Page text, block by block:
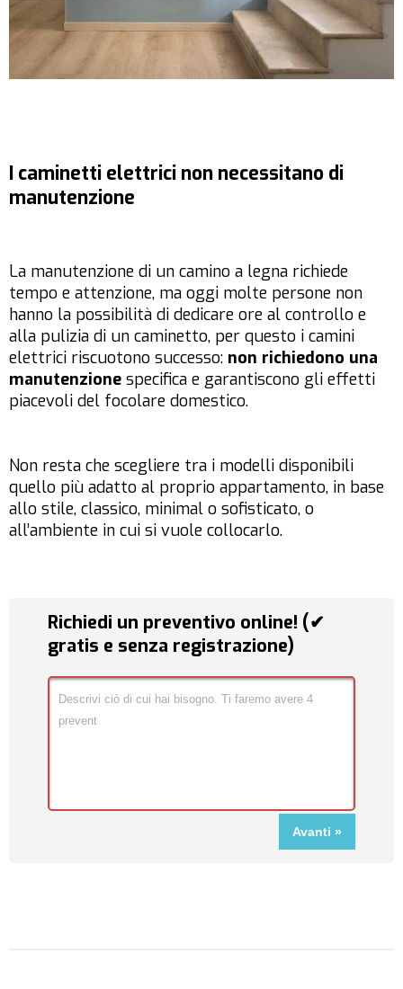
I caminetti elettrici non necessitano di
manutenzione
La manutenzione di un camino a legna richiede
tempo e attenzione, ma oggi molte persone non
hanno la possibilità di dedicare ore al controllo e
alla pulizia di un caminetto, per questo i camini
elettrici riscuotono successo: non richiedono una
manutenzione specifica e garantiscono gli effetti
piacevoli del focolare domestico.
Non resta che scegliere tra i modelli disponibili
quello più adatto al proprio appartamento, in base
allo stile, classico, minimal o sofisticato, o
all’ambiente in cui si vuole collocarlo.
Richiedi un preventivo online! (✔
gratis e senza registrazione)